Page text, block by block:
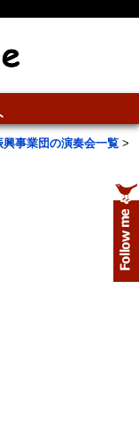
事業団の演奏会一覧 >